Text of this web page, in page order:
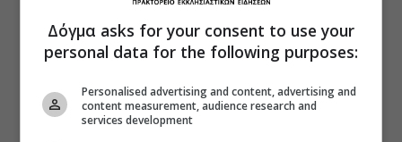
Δόγμα asks for your consent to use your
personal data for the following purposes:
Personalised advertising and content, advertising and
content measurement, audience research and
services development